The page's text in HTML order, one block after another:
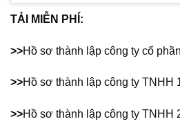
TẢI MIỄN PHÍ:
>>Hồ sơ thành lập công ty cổ
>>Hồ sơ thành lập công ty TNHH
>>Hồ sơ thành lập công ty TNHH